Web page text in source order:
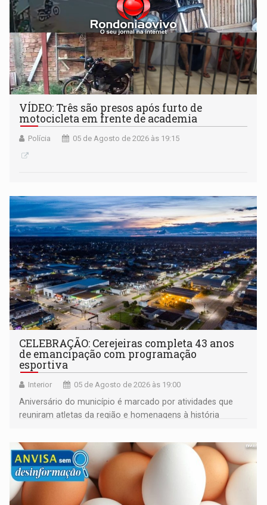
VÍDEO: Três são presos após furto de
motocicleta em frente de academia
Polícia 05 de Agosto de 2026 às 19:15
CELEBRAÇÃO: Cerejeiras completa 43 anos
de emancipação com programação
esportiva
Interior 05 de Agosto de 2026 às 19:00
Aniversário do município é marcado por atividades que
reuniram atletas da região e homenagens à história